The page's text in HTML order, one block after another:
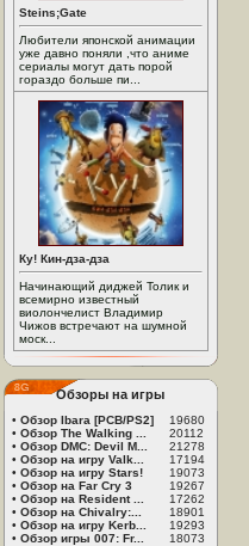
Steins;Gate
Любители японской анимации
уже давно поняли ,что аниме
сериалы могут дать порой
гораздо больше пи...
Ку! Кин-дза-дза
Начинающий диджей Толик и
всемирно известный
виолончелист Владимир
Чижов встречают на шумной
моск...
Обзоры на игры
• Обзор Ibara [PCB/PS2]
19680
• Обзор The Walking ...
20112
• Обзор DMC: Devil M...
21278
• Обзор на игру Valk...
17194
• Обзор на игру Stars!
19073
• Обзор на Far Cry 3
19267
• Обзор на Resident ...
17262
• Обзор на Chivalry:...
18901
• Обзор на игру Kerb...
19293
• Обзор игры 007: Fr... 18073